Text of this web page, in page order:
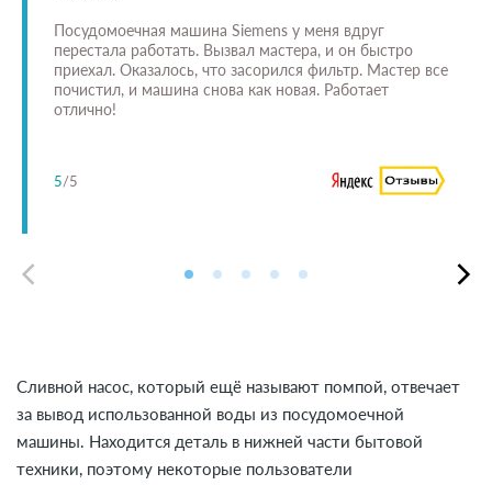
Посудомоечная машина Siemens у меня вдруг
перестала работать. Вызвал мастера, и он быстро
приехал. Оказалось, что засорился фильтр. Мастер все
почистил, и машина снова как новая. Работает
отлично!
5/5
Сливной насос, который ещё называют помпой, отвечает
за вывод использованной воды из посудомоечной
машины. Находится деталь в нижней части бытовой
техники, поэтому некоторые пользователи